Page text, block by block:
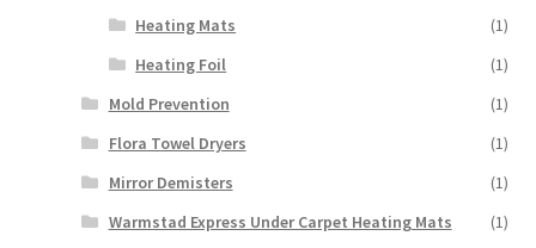
Heating Mats
(1)
Heating Foil
(1)
Mold Prevention
(1)
Flora Towel Dryers
(1)
Mirror Demisters
(1)
Warmstad Express Under Carpet Heating Mats
(1)